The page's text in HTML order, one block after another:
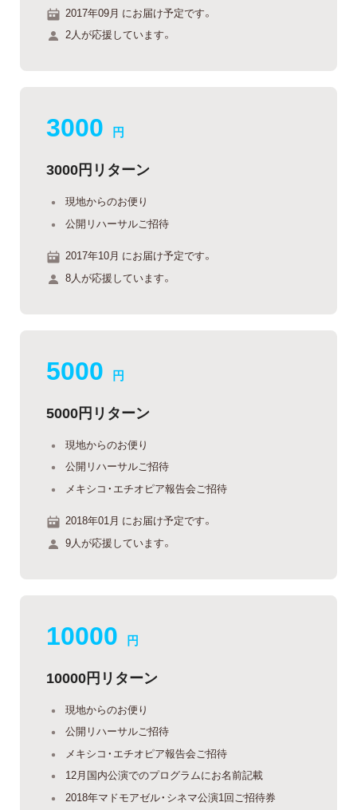
2017年09月 にお届け予定です。
2人が応援しています。
3000 円
3000円リターン
現地からのお便り
公開リハーサルご招待
2017年10月 にお届け予定です。
8人が応援しています。
5000 円
5000円リターン
現地からのお便り
公開リハーサルご招待
メキシコ・エチオピア報告会ご招待
2018年01月 にお届け予定です。
9人が応援しています。
10000 円
10000円リターン
現地からのお便り
公開リハーサルご招待
メキシコ・エチオピア報告会ご招待
12月国内公演でのプログラムにお名前記載
2018年マドモアゼル・シネマ公演1回ご招待券